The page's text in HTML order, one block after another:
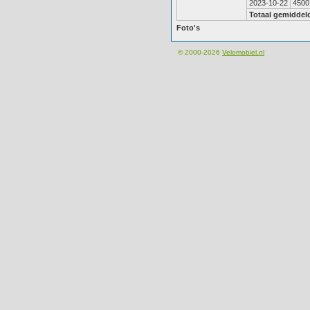
2023-10-22 4500
Totaal
Foto's
© 2000-2026 Velomobiel.nl